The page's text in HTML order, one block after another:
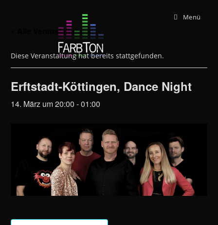
Menü
« Alle Veranstaltungen
Diese Veranstaltung hat bereits stattgefunden.
Erftstadt-Köttingen, Dance Night
14. März um 20:00 -01:00